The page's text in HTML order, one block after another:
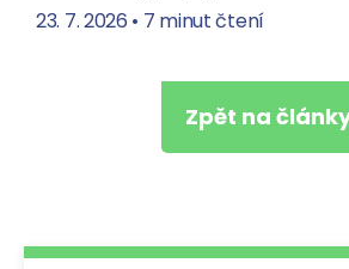
23. 7. 2026 • 7 minut čtení
Zpět na